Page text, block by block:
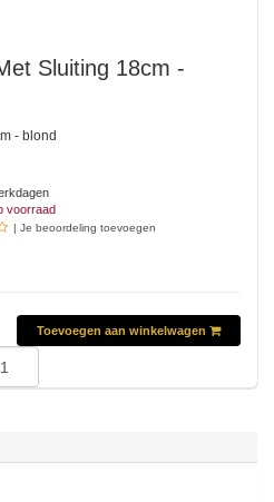
Sluiting 18cm -
- blond
voorraad
| Je beoordeling toevoegen
Toevoegen aan winkelwagen